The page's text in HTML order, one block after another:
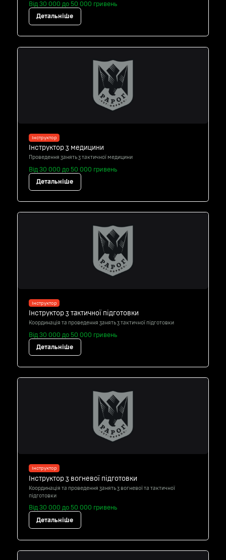
Від 30 000 до 50 000 гривень
Детальніше
Інструктор
Інструктор з медицини
Проведення занять з тактичної медицини
Від 30 000 до 50 000 гривень
Детальніше
Інструктор
Інструктор з тактичної підготовки
Координація та проведення занять з тактичної підготовки
Від 30 000 до 50 000 гривень
Детальніше
Інструктор
Інструктор з вогневої підготовки
Координація та проведення занять з вогневої та тактичної
підготовки
Від 30 000 до 50 000 гривень
Детальніше